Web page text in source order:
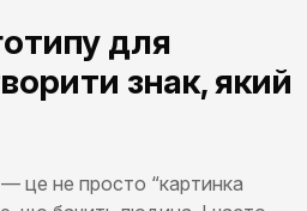
для
знак, який
це не просто “картинка